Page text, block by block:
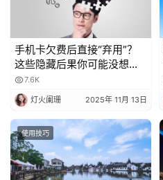
手机卡欠费后直接“弃用”？
这些隐藏后果你可能没想
到！
7.6K
灯火阑珊 2025年 11月 13日
使用技巧